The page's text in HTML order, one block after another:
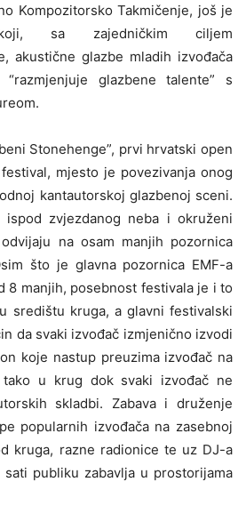
Kompozitorsko Takmičenje, još je
sa zajedničkim ciljem
akustične glazbe mladih izvođača
glazbene talente” s
Stonehenge”, prvi hrvatski open
mjesto je povezivanja onog
kantautorskoj glazbenoj sceni.
ispod zvjezdanog neba i okruženi
na osam manjih pozornica
što je glavna pozornica EMF-a
8 manjih, posebnost festivala je i to
središtu kruga, a glavni festivalski
da svaki izvođač izmjenično izvodi
koje nastup preuzima izvođač na
u krug dok svaki izvođač ne
skladbi. Zabava i druženje
popularnih izvođača na zasebnoj
kruga, razne radionice te uz DJ-a
publiku zabavlja u prostorijama